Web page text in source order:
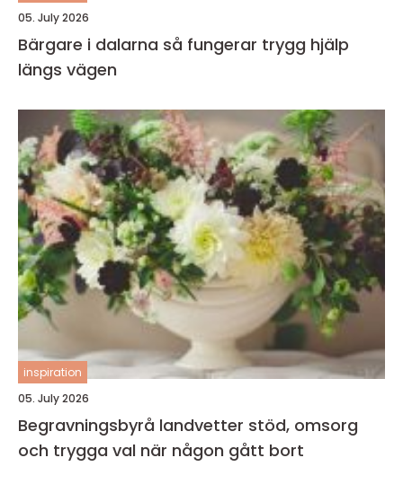
05. July 2026
Bärgare i dalarna så fungerar trygg hjälp
längs vägen
inspiration
05. July 2026
Begravningsbyrå landvetter stöd, omsorg
och trygga val när någon gått bort